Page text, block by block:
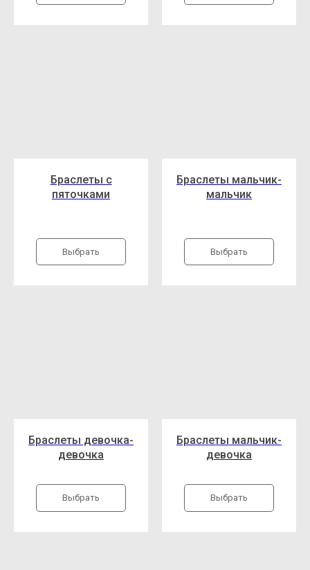
Браслеты с
пяточками
Выбрать
Браслеты мальчик-
мальчик
Выбрать
Браслеты девочка-
девочка
Выбрать
Браслеты мальчик-
девочка
Выбрать